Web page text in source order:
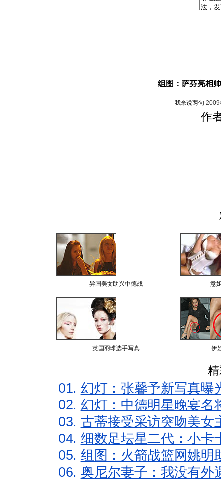
组图：萨芬亮相
我来说两句 2009
作
异国美女助兴中德战 意
英国羽球选手写真 伊
01. 幻灯：张馨予新写真曝
02. 幻灯：中德明星晚宴名
03. 古蒂接受采访突吻美女
04. 细数足坛星二代：小卡
05. 组图：火箭战篮网姚明
06. 奥尼尔妻子：我没有外